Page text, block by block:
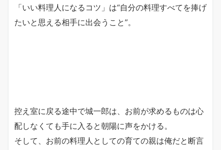
「いい料理人になるコツ」は“自分の料理すべてを捧げ
たいと思える相手に出会うこと”。
控え室に戻る途中で城一郎は、お前が求めるものは心
配しなくても手に入ると朝陽に声をかける。
そして、お前の料理人としての育ての親は俺だと断言